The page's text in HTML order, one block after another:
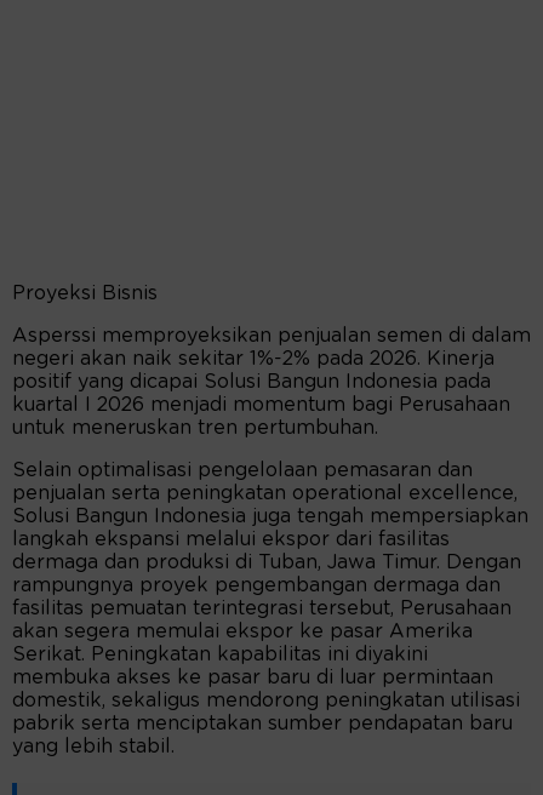
Proyeksi Bisnis
Asperssi memproyeksikan penjualan semen di dalam
negeri akan naik sekitar 1%-2% pada 2026. Kinerja
positif yang dicapai Solusi Bangun Indonesia pada
kuartal I 2026 menjadi momentum bagi Perusahaan
untuk meneruskan tren pertumbuhan.
Selain optimalisasi pengelolaan pemasaran dan
penjualan serta peningkatan operational excellence,
Solusi Bangun Indonesia juga tengah mempersiapkan
langkah ekspansi melalui ekspor dari fasilitas
dermaga dan produksi di Tuban, Jawa Timur. Dengan
rampungnya proyek pengembangan dermaga dan
fasilitas pemuatan terintegrasi tersebut, Perusahaan
akan segera memulai ekspor ke pasar Amerika
Serikat. Peningkatan kapabilitas ini diyakini
membuka akses ke pasar baru di luar permintaan
domestik, sekaligus mendorong peningkatan utilisasi
pabrik serta menciptakan sumber pendapatan baru
yang lebih stabil.